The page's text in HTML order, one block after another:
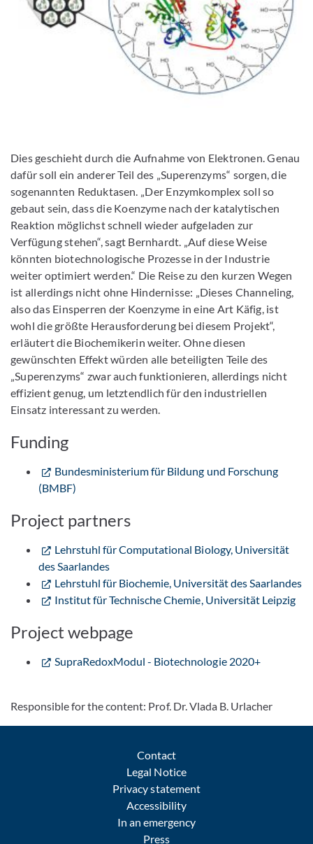
Dies geschieht durch die Aufnahme von Elektronen. Genau
dafür soll ein anderer Teil des „Superenzyms“ sorgen, die
sogenannten Reduktasen. „Der Enzymkomplex soll so
gebaut sein, dass die Koenzyme nach der katalytischen
Reaktion möglichst schnell wieder aufgeladen zur
Verfügung stehen“, sagt Bernhardt. „Auf diese Weise
könnten biotechnologische Prozesse in der Industrie
weiter optimiert werden.“ Die Reise zu den kurzen Wegen
ist allerdings nicht ohne Hindernisse: „Dieses Channeling,
also das Einsperren der Koenzyme in eine Art Käfig, ist
wohl die größte Herausforderung bei diesem Projekt“,
erläutert die Biochemikerin weiter. Ohne diesen
gewünschten Effekt würden alle beteiligten Teile des
„Superenzyms“ zwar auch funktionieren, allerdings nicht
effizient genug, um letztendlich für den industriellen
Einsatz interessant zu werden.
Funding
Bundesministerium für Bildung und Forschung
(BMBF)
Project partners
Lehrstuhl für Computational Biology, Universität
des Saarlandes
Lehrstuhl für Biochemie, Universität des Saarlandes
Institut für Technische Chemie, Universität Leipzig
Project webpage
SupraRedoxModul - Biotechnologie 2020+
Responsible for the content: Prof. Dr. Vlada B. Urlacher
Contact
Legal Notice
Privacy statement
Accessibility
In an emergency
Press